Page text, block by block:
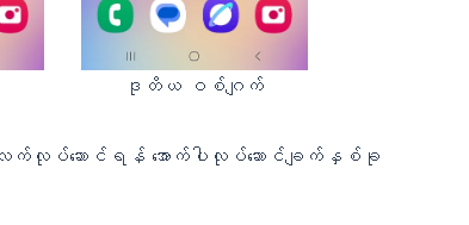
ဒုတိယ ဝစ်ဂျက်
ပ်ဆောင်ရန် အောက်ပါလုပ်ဆောင်ချက်နှစ်ခု